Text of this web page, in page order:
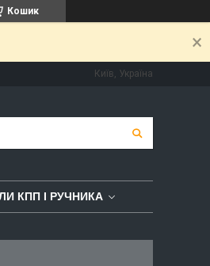
Кошик
Київ, Україна
КПП І РУЧНИКА